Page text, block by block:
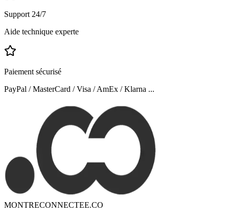
Support 24/7
Aide technique experte
Paiement sécurisé
PayPal / MasterCard / Visa / AmEx / Klarna ...
MONTRECONNECTEE.CO